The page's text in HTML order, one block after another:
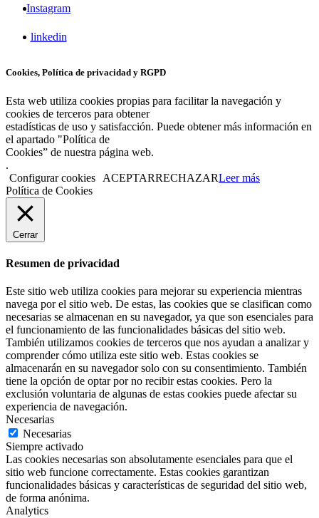
Instagram
linkedin
Cookies, Política de privacidad y RGPD
Esta web utiliza cookies propias para facilitar la navegación y
cookies de terceros para obtener
estadísticas de uso y satisfacción. Puede obtener más información en
el apartado "Política de
Cookies” de nuestra página web.
.
Configurar cookies
ACEPTARRECHAZARLeer más
Política de Cookies
Cerrar
Resumen de privacidad
Este sitio web utiliza cookies para mejorar su experiencia mientras
navega por el sitio web. De estas, las cookies que se clasifican como
necesarias se almacenan en su navegador, ya que son esenciales para
el funcionamiento de las funcionalidades básicas del sitio web.
También utilizamos cookies de terceros que nos ayudan a analizar y
comprender cómo utiliza este sitio web. Estas cookies se
almacenarán en su navegador solo con su consentimiento. También
tiene la opción de optar por no recibir estas cookies. Pero la
exclusión voluntaria de algunas de estas cookies puede afectar su
experiencia de navegación.
Necesarias
Necesarias
Siempre activado
Las cookies necesarias son absolutamente esenciales para que el
sitio web funcione correctamente. Estas cookies garantizan
funcionalidades básicas y características de seguridad del sitio web,
de forma anónima.
Analytics